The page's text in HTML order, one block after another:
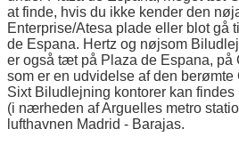
at finde, hvis du ikke kender den
Enterprise/Atesa plade eller blot gå
de Espana. Hertz og nøjsom
er også tæt på Plaza de Espana, på
som er en udvidelse af den
Sixt Biludlejning kontorer kan
(i nærheden af Arguelles metro
lufthavnen Madrid - Barajas.